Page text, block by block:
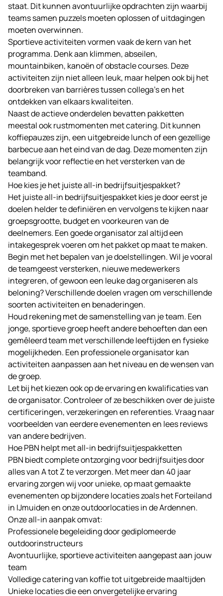
staat. Dit kunnen avontuurlijke opdrachten zijn waarbij
teams samen puzzels moeten oplossen of uitdagingen
moeten overwinnen.
Sportieve activiteiten vormen vaak de kern van het
programma. Denk aan klimmen, abseilen,
mountainbiken, kanoën of obstacle courses. Deze
activiteiten zijn niet alleen leuk, maar helpen ook bij het
doorbreken van barrières tussen collega’s en het
ontdekken van elkaars kwaliteiten.
Naast de actieve onderdelen bevatten pakketten
meestal ook rustmomenten met catering. Dit kunnen
koffiepauzes zijn, een uitgebreide lunch of een gezellige
barbecue aan het eind van de dag. Deze momenten zijn
belangrijk voor reflectie en het versterken van de
teamband.
Hoe kies je het juiste all-in bedrijfsuitjespakket?
Het juiste all-in bedrijfsuitjespakket kies je door eerst je
doelen helder te definiëren en vervolgens te kijken naar
groepsgrootte, budget en voorkeuren van de
deelnemers. Een goede organisator zal altijd een
intakegesprek voeren om het pakket op maat te maken.
Begin met het bepalen van je doelstellingen. Wil je vooral
de teamgeest versterken, nieuwe medewerkers
integreren, of gewoon een leuke dag organiseren als
beloning? Verschillende doelen vragen om verschillende
soorten activiteiten en benaderingen.
Houd rekening met de samenstelling van je team. Een
jonge, sportieve groep heeft andere behoeften dan een
gemêleerd team met verschillende leeftijden en fysieke
mogelijkheden. Een professionele organisator kan
activiteiten aanpassen aan het niveau en de wensen van
de groep.
Let bij het kiezen ook op de ervaring en kwalificaties van
de organisator. Controleer of ze beschikken over de juiste
certificeringen, verzekeringen en referenties. Vraag naar
voorbeelden van eerdere evenementen en lees reviews
van andere bedrijven.
Hoe PBN helpt met all-in bedrijfsuitjespakketten
PBN biedt complete ontzorging voor bedrijfsuitjes door
alles van A tot Z te verzorgen. Met meer dan 40 jaar
ervaring zorgen wij voor unieke, op maat gemaakte
evenementen op bijzondere locaties zoals hetForteiland
in IJmuiden en onze outdoorlocaties in deArdennen.
Onze all-in aanpak omvat:
Professionele begeleiding door gediplomeerde
outdoorinstructeurs
Avontuurlijke, sportieve activiteiten aangepast aan jouw
team
Volledige catering van koffie tot uitgebreide maaltijden
Unieke locaties die een onvergetelijke ervaring